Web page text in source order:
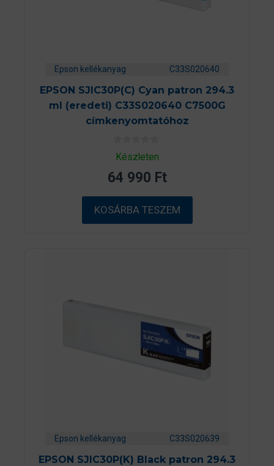
Epson kellékanyag C33S020640
EPSON SJIC30P(C) Cyan patron 294.3
ml (eredeti) C33S020640 C7500G
címkenyomtatóhoz
0
a
5
b
ő
l
Készleten
64 990 Ft
KOSÁRBA TESZEM
Epson kellékanyag C33S020639
EPSON SJIC30P(K) Black patron 294.3